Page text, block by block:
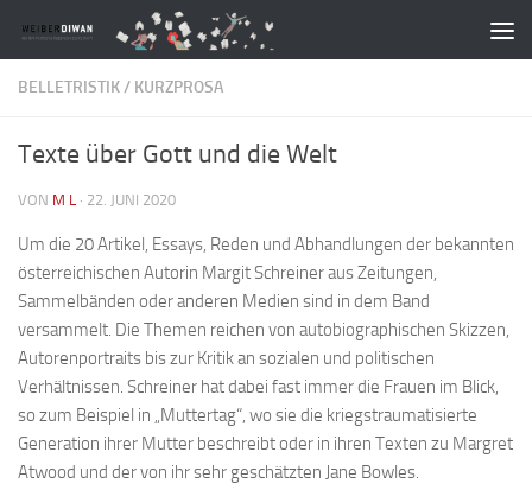
Zum Inhalt springen
BELLETRISTIK/ KURZPROSA
Texte über Gott und die Welt
VON M L · 22. JUNI 2020
Um die 20 Artikel, Essays, Reden und Abhandlungen der bekannten
österreichischen Autorin Margit Schreiner aus Zeitungen,
Sammelbänden oder anderen Medien sind in dem Band
versammelt. Die Themen reichen von autobiographischen Skizzen,
Autorenportraits bis zur Kritik an sozialen und politischen
Verhältnissen. Schreiner hat dabei fast immer die Frauen im Blick,
so zum Beispiel in „Muttertag“, wo sie die kriegstraumatisierte
Generation ihrer Mutter beschreibt oder in ihren Texten zu Margret
Atwood und der von ihr sehr geschätzten Jane Bowles.